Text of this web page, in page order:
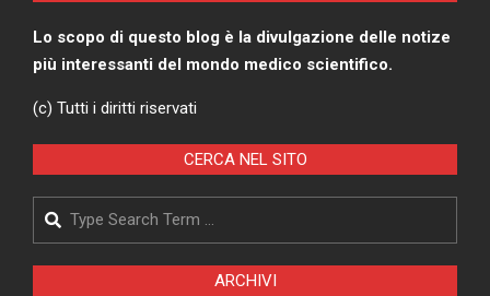
Lo scopo di questo blog è la divulgazione delle notize
più interessanti del mondo medico scientifico.
(c) Tutti i diritti riservati
CERCA NEL SITO
Search
ARCHIVI